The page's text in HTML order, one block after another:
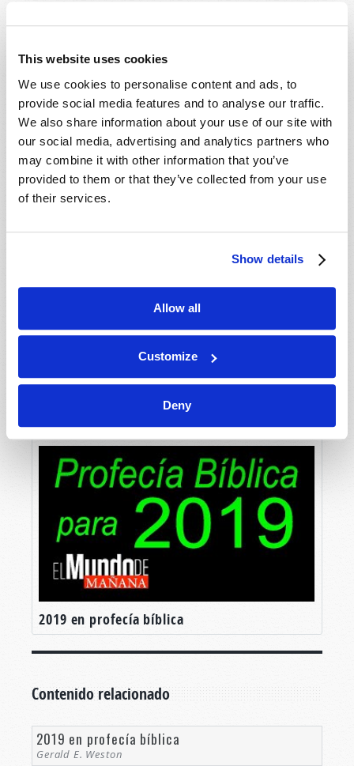
This website uses cookies
We use cookies to personalise content and ads, to
provide social media features and to analyse our traffic.
We also share information about your use of our site with
our social media, advertising and analytics partners who
may combine it with other information that you’ve
provided to them or that they’ve collected from your use
of their services.
Show details
Allow all
Customize
Deny
Los Días Santos Bíblicos - Parte 1
2019 en profecía bíblica
Contenido relacionado
2019 en profecía bíblica
Gerald E. Weston